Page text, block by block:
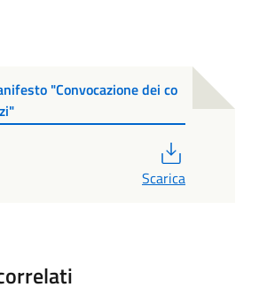
"Convocazione dei co
Scarica